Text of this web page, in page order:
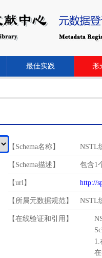
最佳实践 形
【Schema名称】 NSTL
【Schema描述】 包含1
【url】 http://
【所属元数据规范】 NSTL
【在线验证和引用】
1.
在待